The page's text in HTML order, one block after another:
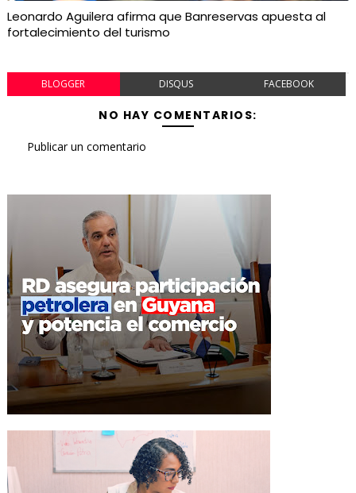
Leonardo Aguilera afirma que Banreservas apuesta al
fortalecimiento del turismo
BLOGGER DISQUS FACEBOOK
NO HAY COMENTARIOS:
Publicar un comentario